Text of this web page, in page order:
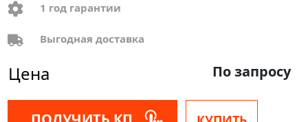
1 год гарантии
Выгодная доставка
Цена По запросу